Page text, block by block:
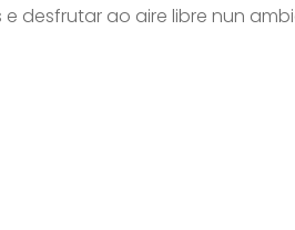
desfrutar ao aire libre nun